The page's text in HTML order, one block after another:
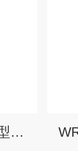
WR-201WR-201铠装型温度传感器